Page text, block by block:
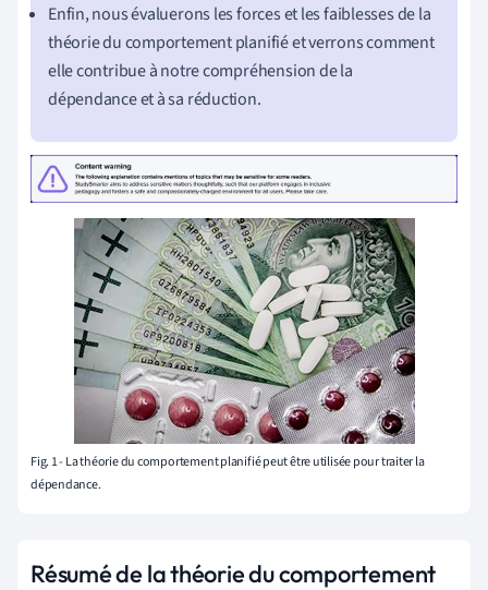
Enfin, nous évaluerons les forces et les faiblesses de la
théorie du comportement planifié et verrons comment
elle contribue à notre compréhension de la
dépendance et à sa réduction.
Fig. 1 - La théorie du comportement planifié peut être utilisée pour traiter la
dépendance.
Résumé de la théorie du comportement